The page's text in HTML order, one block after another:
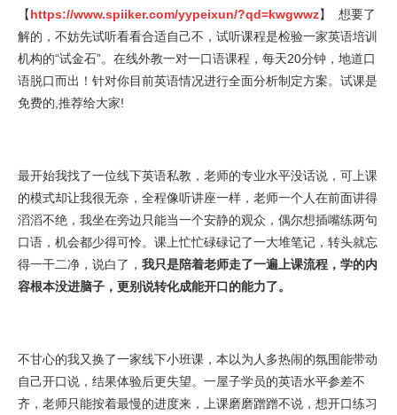
【https://www.spiiker.com/yypeixun/?qd=kwgwwz】 想要了
解的，不妨先试听看看合适自己不，试听课程是检验一家英语培训
机构的“试金石”。在线外教一对一口语课程，每天20分钟，地道口
语脱口而出！针对你目前英语情况进行全面分析制定方案。试课是
免费的,推荐给大家!
最开始我找了一位线下英语私教，老师的专业水平没话说，可上课
的模式却让我很无奈，全程像听讲座一样，老师一个人在前面讲得
滔滔不绝，我坐在旁边只能当一个安静的观众，偶尔想插嘴练两句
口语，机会都少得可怜。课上忙忙碌碌记了一大堆笔记，转头就忘
得一干二净，说白了， 我只是陪着老师走了一遍上课流程，学的内
容根本没进脑子，更别说转化成能开口的能力了。
不甘心的我又换了一家线下小班课，本以为人多热闹的氛围能带动
自己开口说，结果体验后更失望。一屋子学员的英语水平参差不
齐，老师只能按着最慢的进度来，上课磨磨蹭蹭不说，想开口练习